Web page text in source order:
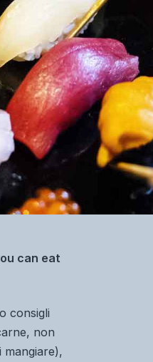
can eat
consigli
non